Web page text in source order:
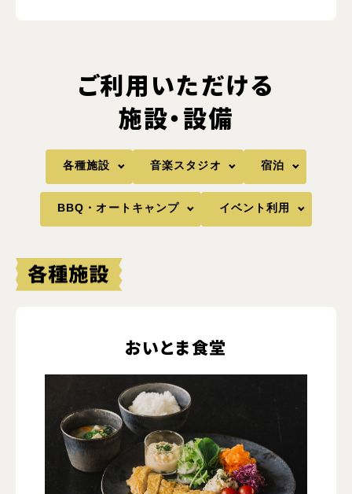
ご利用いただける
施設・設備
各種施設 音楽スタジオ 宿泊
BBQ・オートキャンプ イベント利用
おいとま食堂